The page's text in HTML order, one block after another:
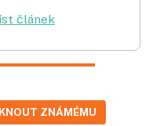
článek
ZNÁMÉMU